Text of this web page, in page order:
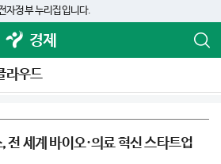
자정부 누리집입니다.
경제
라우드
세계 바이오·의료 혁신 스타트업